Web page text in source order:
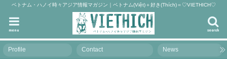
ベトナム・ハノイ時々アジア情報マガジン｜ベトナム(Việt)＋好き(Thích)＝♡VIETHICH♡
search
menu
Profile Contact News